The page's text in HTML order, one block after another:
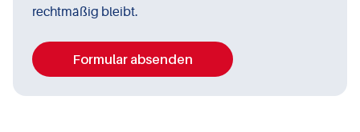
rechtmäßig bleibt.